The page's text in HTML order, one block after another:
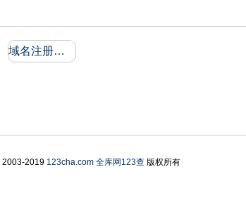
域名注册信息
2019 123cha.com 全库网123查版权所有